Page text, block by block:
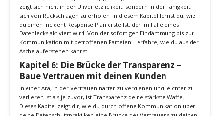
Kapitel 5: Der Phönix aus der Asche –
DerIncident Response Plan – Wie du dich
von Angriffen erholst
Selbst die stärksten Mauern können fallen, und in der digitalen Welt
ist kein System völlig immun gegen Angriffe. Doch wahre Stärke
zeigt sich nicht in der Unverletzlichkeit, sondern in der Fähigkeit,
sich von Rückschlägen zu erholen. In diesem Kapitel lernst du, wie
Datenlecks aktiviert wird. Von der sofortigen Eindämmung bis zur
Kommunikation mit betroffenen Parteien – erfahre, wie du aus der
Asche auferstehen kannst.